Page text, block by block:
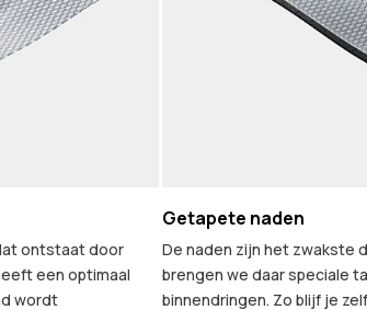
ontstaat door
een optimaal
wordt
Getapete naden
De naden zijn het zwakste
brengen we daar speciale
binnendringen. Zo blijf je